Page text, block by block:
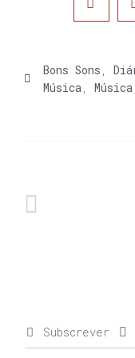
Bons Sons
Música
Música
Subscrever